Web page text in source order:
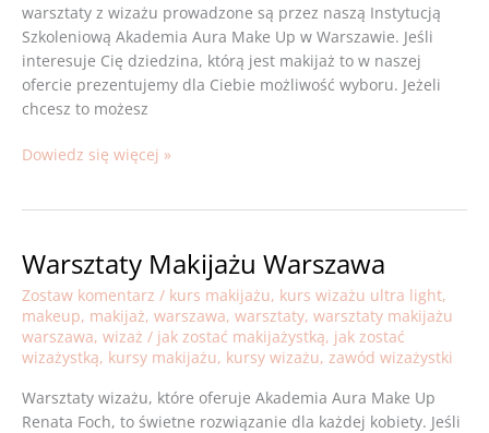
warsztaty z wizażu prowadzone są przez naszą Instytucją
Szkoleniową Akademia Aura Make Up w Warszawie. Jeśli
interesuje Cię dziedzina, którą jest makijaż to w naszej
ofercie prezentujemy dla Ciebie możliwość wyboru. Jeżeli
chcesz to możesz
Dowiedz się więcej »
Warsztaty Makijażu Warszawa
Zostaw komentarz / kurs makijażu, kurs wizażu ultra light,
makeup, makijaż, warszawa, warsztaty, warsztaty makijażu
warszawa, wizaż / jak zostać makijażystką, jak zostać
wizażystką, kursy makijażu, kursy wizażu, zawód wizażystki
Warsztaty wizażu, które oferuje Akademia Aura Make Up
Renata Foch, to świetne rozwiązanie dla każdej kobiety. Jeśli
Warsztaty
Warszawa